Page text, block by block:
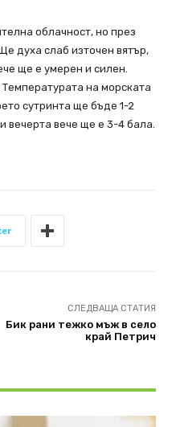
облачност, но през
духа слаб източен вятър,
ще е умерен и силен.
на морската
сутринта ще бъде 1-2
вечерта вече ще е 3-4 бала.
СЛЕДВАЩА СТАТИЯ
Бик рани тежко мъж в село
край Петрич